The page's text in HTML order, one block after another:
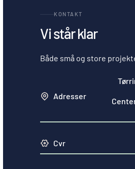
KONTAKT
Vi står klar
Både små og store
Adresser
Cvr